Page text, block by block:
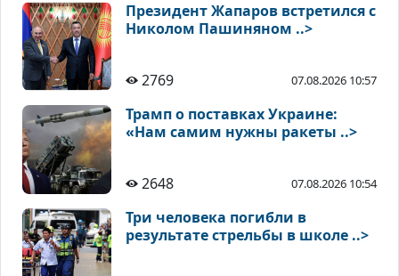
Президент Жапаров встретился с
Николом Пашиняном ..>
2769 07.08.2026 10:57
Трамп о поставках Украине:
«Нам самим нужны ракеты ..>
2648 07.08.2026 10:54
Три человека погибли в
результате стрельбы в школе ..>